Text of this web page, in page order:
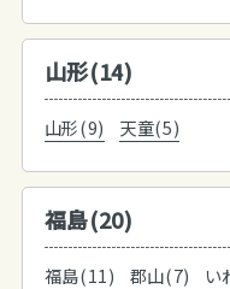
山形(14)
山形(9) 天童(5)
福島(20)
福島(11) 郡山(7) い